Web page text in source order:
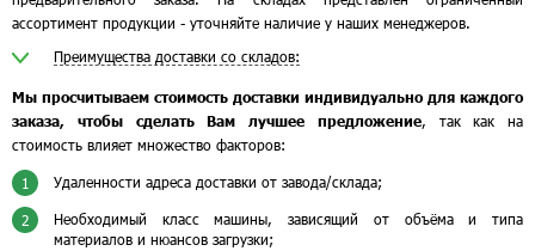
ассортимент продукции - уточняйте наличие у наших менеджеров.
Преимущества доставки со складов:
Мы просчитываем стоимость доставки индивидуально для каждого
заказа, чтобы сделать Вам лучшее предложение, так как на
стоимость влияет множество факторов:
1 Удаленности адреса доставки от завода/склада;
2
Необходимый класс машины, зависящий от объёма и типа
материалов и нюансов загрузки;